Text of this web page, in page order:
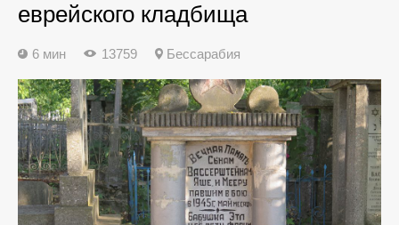
еврейского кладбища
6 мин 13759 Бессарабия